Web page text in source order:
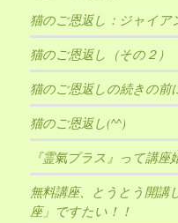
猫のご恩返し：ジャイア
猫のご恩返し（その２）
猫のご恩返しの続きの前
猫のご恩返し(^^)
『霊氣プラス』って講座
無料講座、とうとう開講
座」ですたい！！